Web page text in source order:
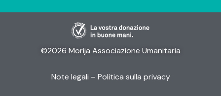
©2026 Morija Associazione Umanitaria
Note legali – Politica sulla privacy